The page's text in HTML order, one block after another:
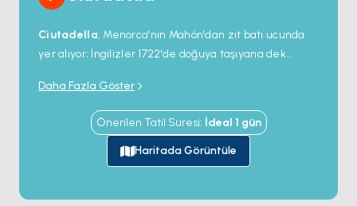
Ciutadella, Menorca'nın Mahón'dan zıt batı ucunda
yer alıyor; İngilizler 1722'de doğuya taşıyana dek
GotikAziz Meryem Katedrali
ortaçağ sokak ızgarası; piskoposun sarayı, belediye
binası ve bir sıra soylu saray (Casa Saura, Palacio
Salort) hepsi katedralin iki blok içinde. Dar liman
kireçtaşına bir kilometre giriyor — yatlar Eski Şehir'in
Daha Fazla Göster
Önerilen Tatil Süresi: İdeal 1 gün
Haritada Görüntüle